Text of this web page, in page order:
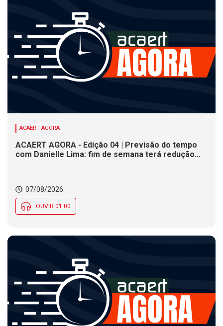
ACAERT AGORA
ACAERT AGORA - Edição 04 | Previsão do tempo
com Danielle Lima: fim de semana terá redução
07/08/2026
OUVIR 01:00